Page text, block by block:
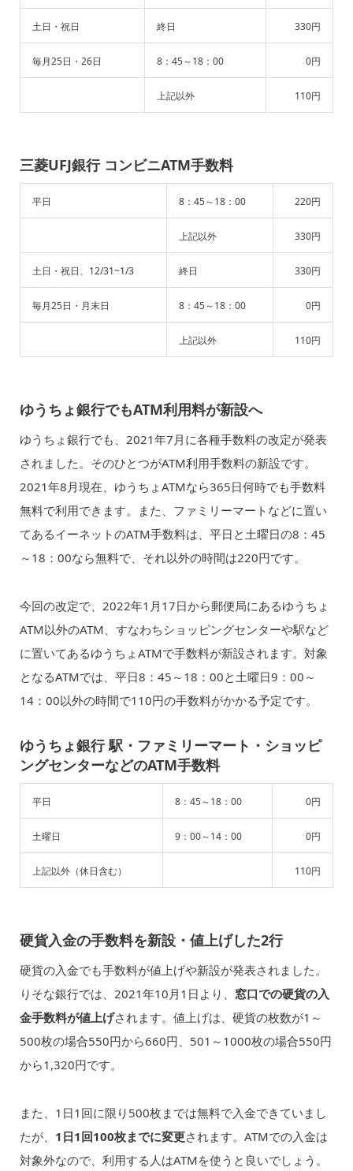
土日・祝日 終日 330円
毎月25日・26日 8：45～18：00 0円
上記以外 110円
三菱UFJ銀行 コンビニATM手数料
平日 8：45～18：00 220円
上記以外 330円
土日・祝日、12/31~1/3 終日 330円
毎月25日・月末日 8：45～18：00 0円
上記以外 110円
ゆうちょ銀行でもATM利用料が新設へ
ゆうちょ銀行でも、2021年7月に各種手数料の改定が発表
されました。そのひとつがATM利用手数料の新設です。
2021年8月現在、ゆうちょATMなら365日何時でも手数料
無料で利用できます。また、ファミリーマートなどに置い
てあるイーネットのATM手数料は、平日と土曜日の8：45
～18：00なら無料で、それ以外の時間は220円です。
今回の改定で、2022年1月17日から郵便局にあるゆうちょ
ATM以外のATM、すなわちショッピングセンターや駅など
に置いてあるゆうちょATMで手数料が新設されます。対象
となるATMでは、平日8：45～18：00と土曜日9：00～
14：00以外の時間で110円の手数料がかかる予定です。
ゆうちょ銀行 駅・ファミリーマート・ショッピ
ングセンターなどのATM手数料
平日 8：45～18：00 0円
土曜日 9：00～14：00 0円
上記以外（休日含む） 110円
硬貨入金の手数料を新設・値上げした2行
硬貨の入金でも手数料が値上げや新設が発表されました。
りそな銀行では、2021年10月1日より、 窓口での硬貨の入
金手数料が値上げされます。値上げは、硬貨の枚数が1～
500枚の場合550円から660円、501～1000枚の場合550円
から1,320円です。
また、1日1回に限り500枚までは無料で入金できていまし
たが、 1日1回100枚までに変更されます。ATMでの入金は
対象外なので、利用する人はATMを使うと良いでしょう。